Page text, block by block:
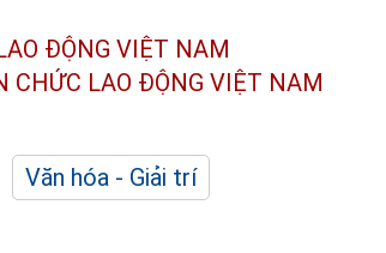
ĐỘNG VIỆT NAM
CHỨC LAO ĐỘNG VIỆT NAM
Văn hóa - Giải trí